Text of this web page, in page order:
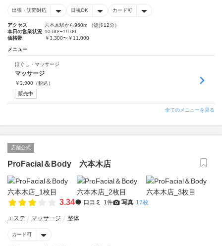
出張・訪問対応 日祝OK カード可
アクセス
六本木駅から960m （徒歩12分）
本日の営業状況 10:00〜19:00
価格帯
￥3,300〜￥11,000
メニュー
ほぐし・マッサージ
マッサージ
￥3,300 （税込）
販売中
全てのメニューを見る
店舗公式
ProFacial＆Body 六本木店
3.34 口コミ 1件 写真 17枚
エステ マッサージ 整体
カード可